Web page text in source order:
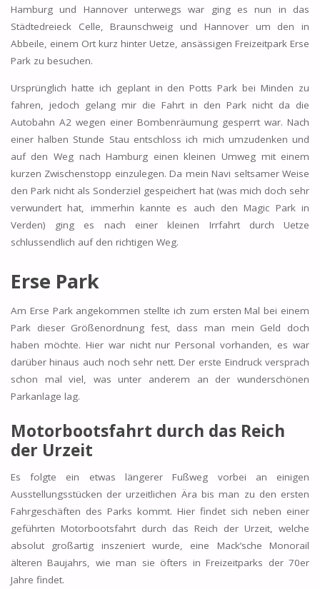
Hamburg und Hannover unterwegs war ging es nun in das
Städtedreieck Celle, Braunschweig und Hannover um den in
Abbeile, einem Ort kurz hinter Uetze, ansässigen Freizeitpark Erse
Park zu besuchen.
Ursprünglich hatte ich geplant in den Potts Park bei Minden zu
fahren, jedoch gelang mir die Fahrt in den Park nicht da die
Autobahn A2 wegen einer Bombenräumung gesperrt war. Nach
einer halben Stunde Stau entschloss ich mich umzudenken und
auf den Weg nach Hamburg einen kleinen Umweg mit einem
kurzen Zwischenstopp einzulegen. Da mein Navi seltsamer Weise
den Park nicht als Sonderziel gespeichert hat (was mich doch sehr
verwundert hat, immerhin kannte es auch den Magic Park in
Verden) ging es nach einer kleinen Irrfahrt durch Uetze
schlussendlich auf den richtigen Weg.
Erse Park
Am Erse Park angekommen stellte ich zum ersten Mal bei einem
Park dieser Größenordnung fest, dass man mein Geld doch
haben möchte. Hier war nicht nur Personal vorhanden, es war
darüber hinaus auch noch sehr nett. Der erste Eindruck versprach
schon mal viel, was unter anderem an der wunderschönen
Parkanlage lag.
Motorbootsfahrt durch das Reich
der Urzeit
Es folgte ein etwas längerer Fußweg vorbei an einigen
Ausstellungsstücken der urzeitlichen Ära bis man zu den ersten
Fahrgeschäften des Parks kommt. Hier findet sich neben einer
geführten Motorbootsfahrt durch das Reich der Urzeit, welche
absolut großartig inszeniert wurde, eine Mack’sche Monorail
älteren Baujahrs, wie man sie öfters in Freizeitparks der 70er
Jahre findet.